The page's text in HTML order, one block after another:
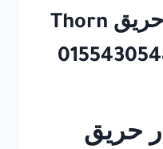
صيانة نظام انذار حريق Thorn
حريق